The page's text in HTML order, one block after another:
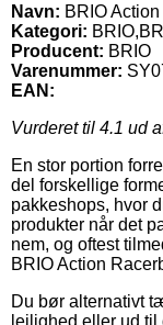
Navn: BRIO
Kategori:
Producent: BRIO
Varenummer:
EAN:
Vurderet til 4.1 ud
En stor portion
del forskellige
pakkeshops, hvor
produkter når det
nem, og oftest
BRIO Action
Du bør alternativt
lejlighed eller ud